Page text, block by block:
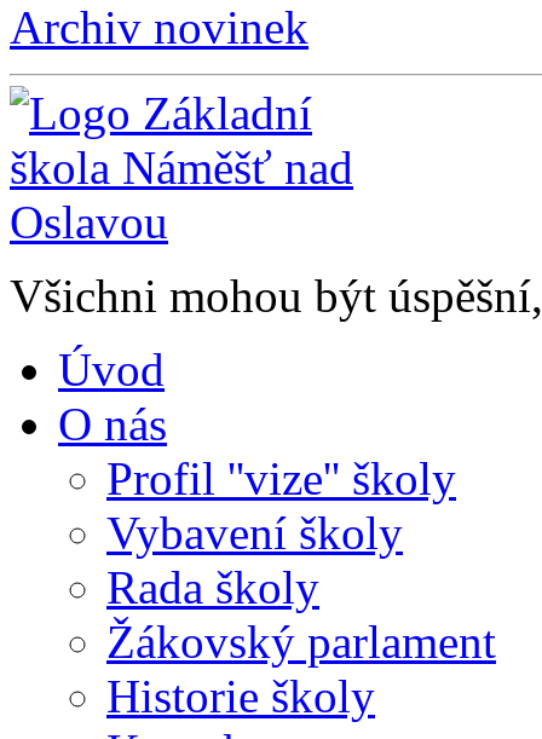
Archiv novinek
Všichni mohou být
Úvod
O nás
Profil ''vize'' školy
Vybavení školy
Rada školy
Žákovský parlament
Historie školy